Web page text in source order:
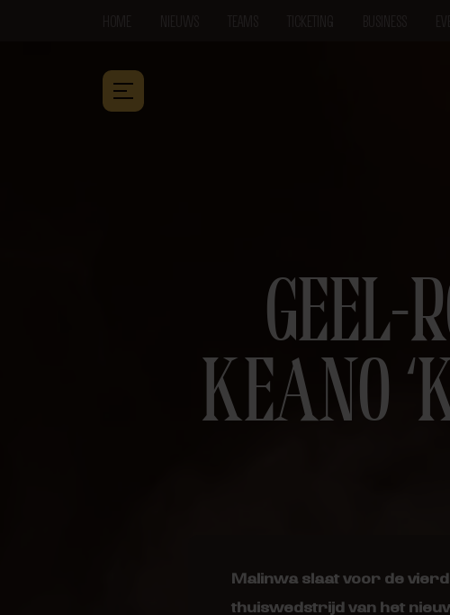
GEEL-
KEANO
Malinwa slaat voor de
thuiswedstrijd van het